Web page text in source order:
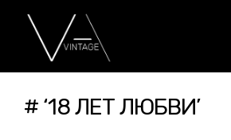
# ‘18 ЛЕТ ЛЮБВИ’